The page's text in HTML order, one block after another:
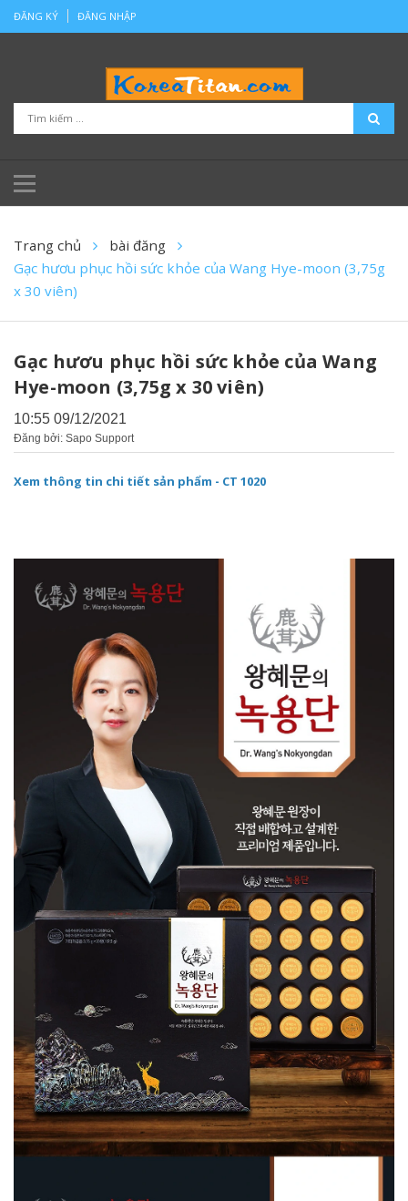
ĐĂNG KÝ ĐĂNG NHẬP
Trang chủ
bài đăng
Gạc hươu phục hồi sức khỏe của Wang Hye-moon (3,75g
x 30 viên)
Gạc hươu phục hồi sức khỏe của Wang
Hye-moon (3,75g x 30 viên)
10:55 09/12/2021
Đăng bởi: Sapo Support
Xem thông tin chi tiết sản phẩm - CT 1020